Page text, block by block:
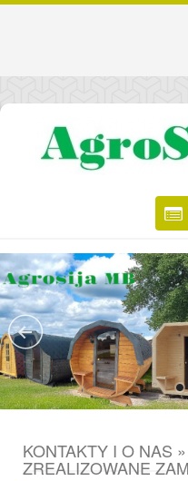
KONTAKTY I O NAS
ZREALIZOWANE